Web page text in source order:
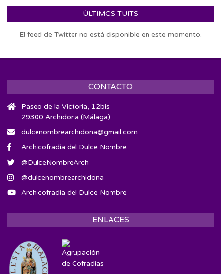
ÚLTIMOS TUITS
El feed de Twitter no está disponible en este momento.
CONTACTO
Paseo de la Victoria, 12bis
29300 Archidona (Málaga)
dulcenombrearchidona@gmail.com
Archicofradía del Dulce Nombre
@DulceNombreArch
@dulcenombrearchidona
Archicofradía del Dulce Nombre
ENLACES